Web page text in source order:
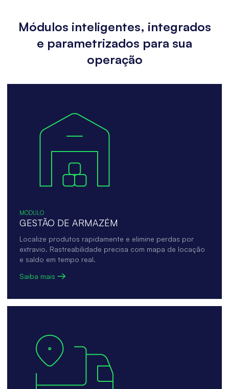
Módulos inteligentes, integrados
e parametrizados para sua
operação
MÓDULO
GESTÃO DE ARMAZÉM
Localize produtos rapidamente e elimine perdas por
extravio. Rastreabilidade precisa com mapa de locação
e saldo em tempo real.
Saiba mais